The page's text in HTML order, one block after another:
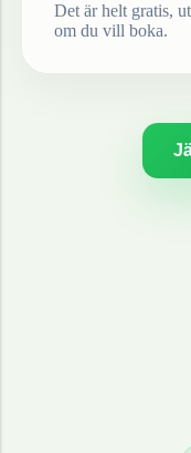
Det är helt gratis,
om du vill boka.